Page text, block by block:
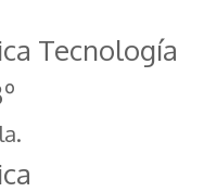
Tecnología